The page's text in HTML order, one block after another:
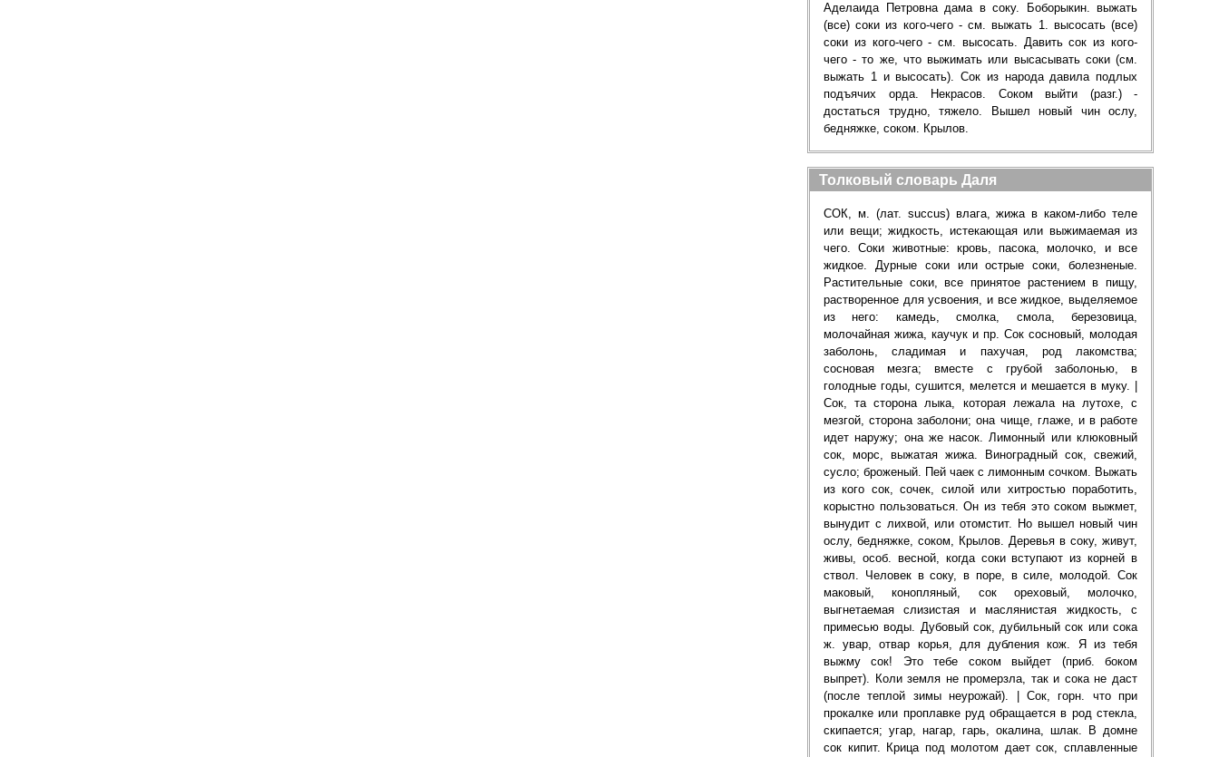
Аделаида Петровна дама в соку. Боборыкин. выжать
(все) соки из кого-чего - см. выжать 1. высосать (все)
соки из кого-чего - см. высосать. Давить сок из кого-
чего - то же, что выжимать или высасывать соки (см.
выжать 1 и высосать). Сок из народа давила подлых
подъячих орда. Некрасов. Соком выйти (разг.) -
достаться трудно, тяжело. Вышел новый чин ослу,
бедняжке, соком. Крылов.
Толковый словарь Даля
СОК, м. (лат. succus) влага, жижа в каком-либо теле
или вещи; жидкость, истекающая или выжимаемая из
чего. Соки животные: кровь, пасока, молочко, и все
жидкое. Дурные соки или острые соки, болезненые.
Растительные соки, все принятое растением в пищу,
растворенное для усвоения, и все жидкое, выделяемое
из него: камедь, смолка, смола, березовица,
молочайная жижа, каучук и пр. Сок сосновый, молодая
заболонь, сладимая и пахучая, род лакомства;
сосновая мезга; вместе с грубой заболонью, в
голодные годы, сушится, мелется и мешается в муку. |
Сок, та сторона лыка, которая лежала на лутохе, с
мезгой, сторона заболони; она чище, глаже, и в работе
идет наружу; она же насок. Лимонный или клюковный
сок, морс, выжатая жижа. Виноградный сок, свежий,
сусло; броженый. Пей чаек с лимонным сочком. Выжать
из кого сок, сочек, силой или хитростью поработить,
корыстно пользоваться. Он из тебя это соком выжмет,
вынудит с лихвой, или отомстит. Но вышел новый чин
ослу, бедняжке, соком, Крылов. Деревья в соку, живут,
живы, особ. весной, когда соки вступают из корней в
ствол. Человек в соку, в поре, в силе, молодой. Сок
маковый, конопляный, сок ореховый, молочко,
выгнетаемая слизистая и маслянистая жидкость, с
примесью воды. Дубовый сок, дубильный сок или сока
ж. увар, отвар корья, для дубления кож. Я из тебя
выжму сок! Это тебе соком выйдет (приб. боком
выпрет). Коли земля не промерзла, так и сока не даст
(после теплой зимы неурожай). | Сок, горн. что при
прокалке или проплавке руд обращается в род стекла,
скипается; угар, нагар, гарь, окалина, шлак. В домне
сок кипит. Крица под молотом дает сок, сплавленные